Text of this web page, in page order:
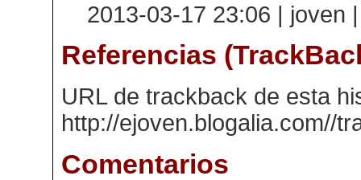
2013-03-17 23:06 | joven
Referencias
URL de trackback de esta
http://ejoven.blogalia.com//
Comentarios